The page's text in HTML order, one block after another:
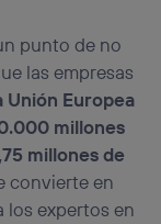
punto de no
las empresas
Unión Europea
millones
millones de
convierte en
los expertos en